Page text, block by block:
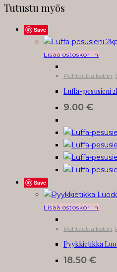
Tutustu myös
Save
Lisää ostoskoriin
Puhtautta kotiin
Luffa-pesusieni
9.00 €
Save
Lisää ostoskoriin
Puhtautta kotiin,
Pyykkietikka
18.50 €